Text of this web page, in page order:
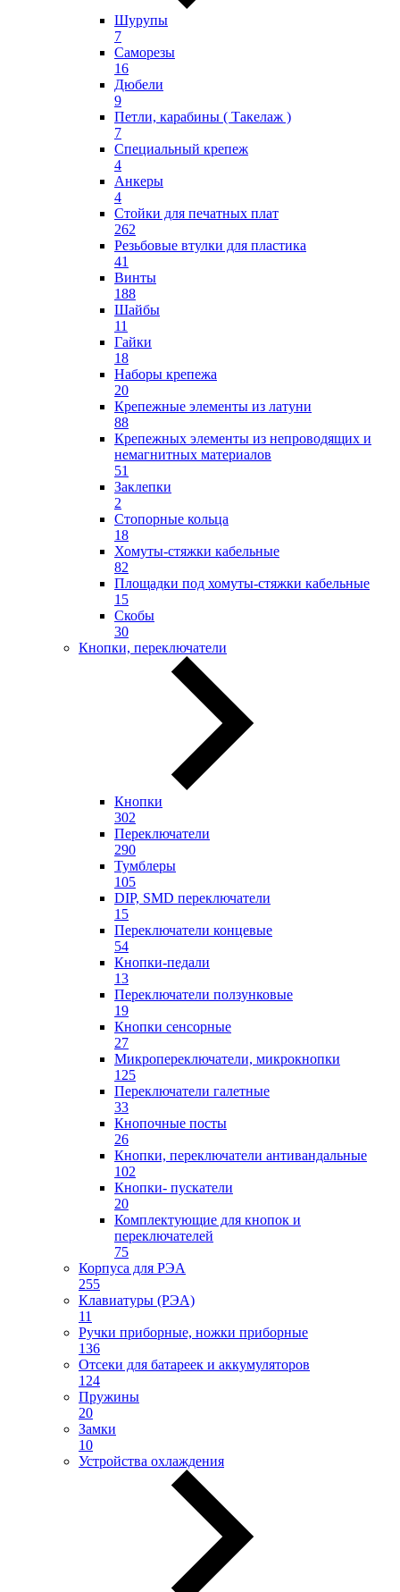
Шурупы
7
Саморезы
16
Дюбели
9
Петли, карабины ( Такелаж )
7
Специальный крепеж
4
Анкеры
4
Стойки для печатных плат
262
Резьбовые втулки для пластика
41
Винты
188
Шайбы
11
Гайки
18
Наборы крепежа
20
Крепежные элементы из латуни
88
Крепежных элементы из непроводящих и
немагнитных материалов
51
Заклепки
2
Стопорные кольца
18
Хомуты-стяжки кабельные
82
Площадки под хомуты-стяжки кабельные
15
Скобы
30
Кнопки, переключатели
Кнопки
302
Переключатели
290
Тумблеры
105
DIP, SMD переключатели
15
Переключатели концевые
54
Кнопки-педали
13
Переключатели ползунковые
19
Кнопки сенсорные
27
Микропереключатели, микрокнопки
125
Переключатели галетные
33
Кнопочные посты
26
Кнопки, переключатели антивандальные
102
Кнопки- пускатели
20
Комплектующие для кнопок и
переключателей
75
Корпуса для РЭА
255
Клавиатуры (РЭА)
11
Ручки приборные, ножки приборные
136
Отсеки для батареек и аккумуляторов
124
Пружины
20
Замки
10
Устройства охлаждения